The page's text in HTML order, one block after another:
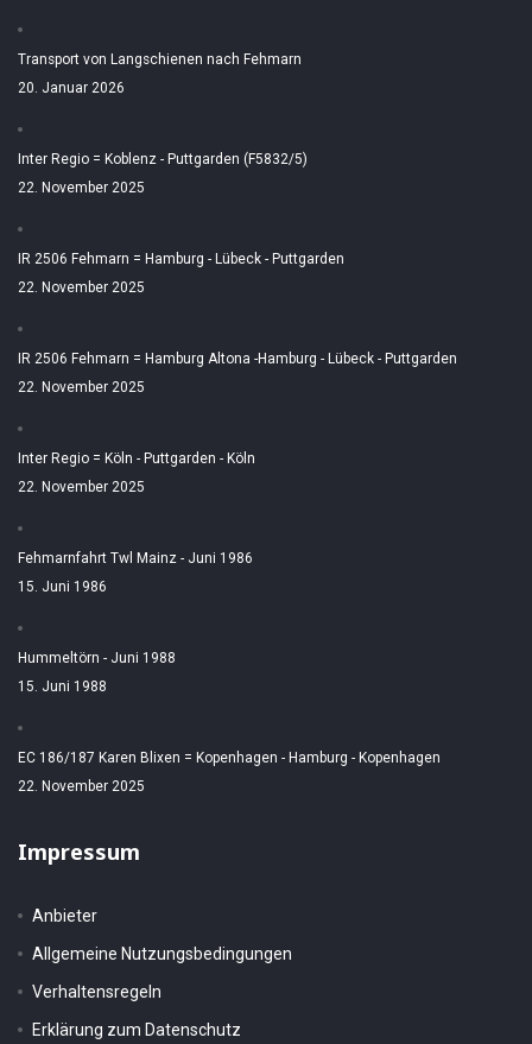
Transport von Langschienen nach Fehmarn
20. Januar 2026
Inter Regio = Koblenz - Puttgarden (F5832/5)
22. November 2025
IR 2506 Fehmarn = Hamburg - Lübeck - Puttgarden
22. November 2025
IR 2506 Fehmarn = Hamburg Altona -Hamburg - Lübeck - Puttgarden
22. November 2025
Inter Regio = Köln - Puttgarden - Köln
22. November 2025
Fehmarnfahrt Twl Mainz - Juni 1986
15. Juni 1986
Hummeltörn - Juni 1988
15. Juni 1988
EC 186/187 Karen Blixen = Kopenhagen - Hamburg - Kopenhagen
22. November 2025
Impressum
Anbieter
Allgemeine Nutzungsbedingungen
Verhaltensregeln
Erklärung zum Datenschutz